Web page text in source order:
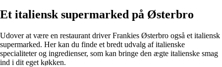
Et italiensk supermarked på Østerbro
Udover at være en restaurant driver Frankies Østerbro også et italiensk
supermarked. Her kan du finde et bredt udvalg af italienske
specialiteter og ingredienser, som kan bringe den ægte italienske smag
ind i dit eget køkken.